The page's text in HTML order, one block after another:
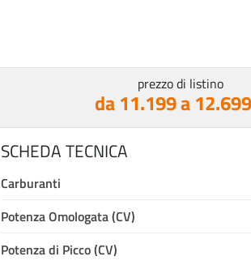
prezzo di listino
da 11.199 a
SCHEDA TECNICA
Carburanti
Potenza Omologata (CV)
Potenza di Picco (CV)